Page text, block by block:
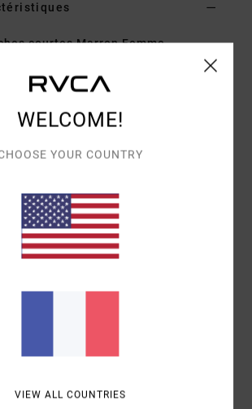
courtes Marron Femme
Code couleur
courtes
fermeture boutonnée sur le devant
(Loi Agec)
WELCOME!
YOUR COUNTRY
VIEW ALL COUNTRIES